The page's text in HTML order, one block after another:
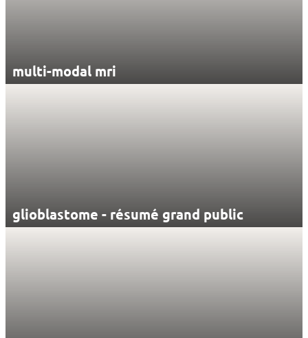
multi-modal mri
glioblastome - résumé grand public